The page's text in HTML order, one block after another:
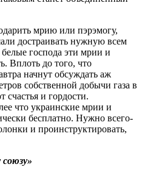
мрию или пэрэмогу,
достраивать нужную всем
господа эти мрии и
Вплоть до того, что
начнут обсуждать аж
собственной добычи газа в
счастья и гордости.
что украинские мрии и
бесплатно. Нужно всего-
и проинструктировать,